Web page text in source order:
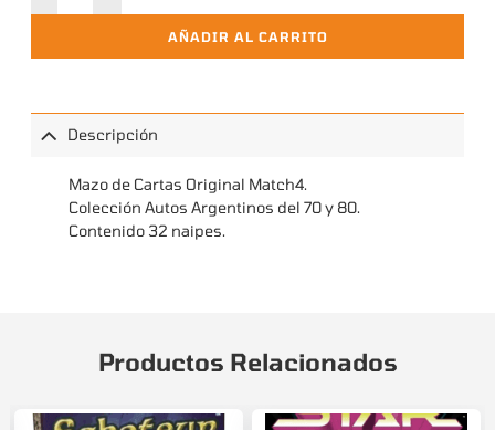
AÑADIR AL CARRITO
Descripción
Mazo de Cartas Original Match4.
Colección Autos Argentinos del 70 y 80.
Contenido 32 naipes.
Productos Relacionados